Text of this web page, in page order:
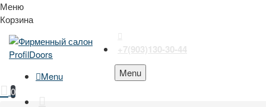
Меню
Корзина
Menu
+7(903)130-30-44
Menu
0